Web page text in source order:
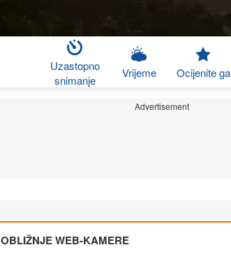
Uzastopno
snimanje
Vrijeme Ocijenite ga
Advertisement
OBLIŽNJE WEB-KAMERE